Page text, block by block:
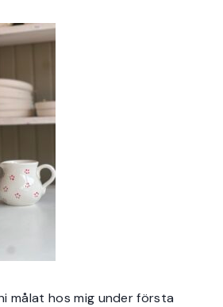
målat hos mig under första